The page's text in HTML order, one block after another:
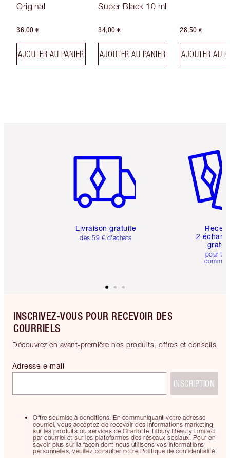
Original
36,00 €
AJOUTER AU PANIER
Super Black 10 ml
34,00 €
AJOUTER AU PANIER
28,50 €
AJOUTER AU
Livraison gratuite
dès 59 € d'achats
2
pour
INSCRIVEZ-VOUS POUR RECEVOIR DES
COURRIELS
Découvrez en avant-première nos produits, offres et conseils
Offre soumise à conditions. En communiquant votre adresse
courriel, vous acceptez de recevoir des informations marketing
sur les produits ou services de Charlotte Tilbury Beauty Limited
par courriel et sur les plateformes des réseaux sociaux. Pour en
savoir plus sur la façon dont nous utilisons vos informations
personnelles, veuillez consulter notre Politique de confidentialité.
Adresse e-mail
INSCRIPTION